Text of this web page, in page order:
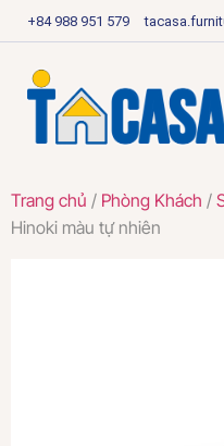
+84 988 951 579
Trang chủ / Phòng Khách /
Hinoki màu tự nhiên